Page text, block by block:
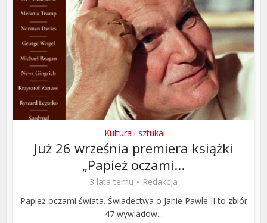
Kultura i sztuka
Już 26 września premiera książki
„Papież oczami...
3 lata temu
Redakcja
Papież oczami świata. Świadectwa o Janie Pawle II to zbiór
47 wywiadów...